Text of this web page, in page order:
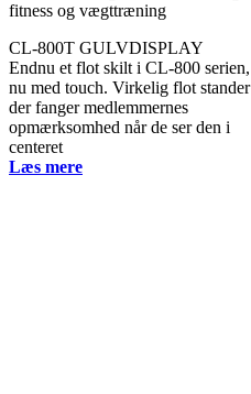
CL-800T GULVDISPLAY
Endnu et flot skilt i CL-800 serien,
nu med touch. Virkelig flot stander
der fanger medlemmernes
opmærksomhed når de ser den i
centeret
Læs mere